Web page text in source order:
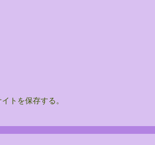
トを保存する。